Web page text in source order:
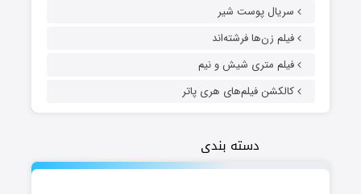
سریال پوست شیر
فیلم زن‌ها فرشته‌اند
فیلم متری شیش و نیم
کالکشن فیلم‌های هری پاتر
دسته بندی